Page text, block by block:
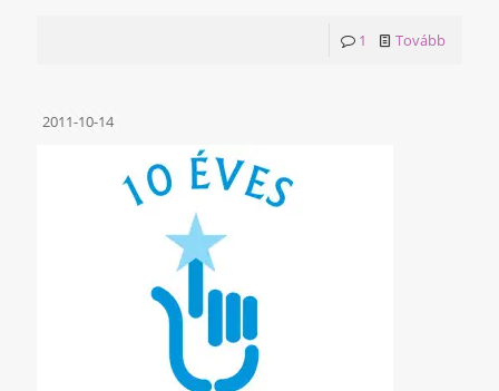
1 Tovább
2011-10-14